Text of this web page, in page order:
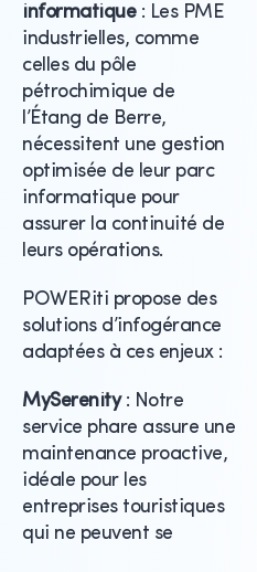
informatique: Les PME
industrielles, comme
celles du pôle
pétrochimique de
l’Étang de Berre,
nécessitent une gestion
optimisée de leur parc
informatique pour
assurer la continuité de
leurs opérations.
POWERiti propose des
solutions d’infogérance
adaptées à ces enjeux :
MySerenity: Notre
service phare assure une
maintenance proactive,
idéale pour les
entreprises touristiques
qui ne peuvent se